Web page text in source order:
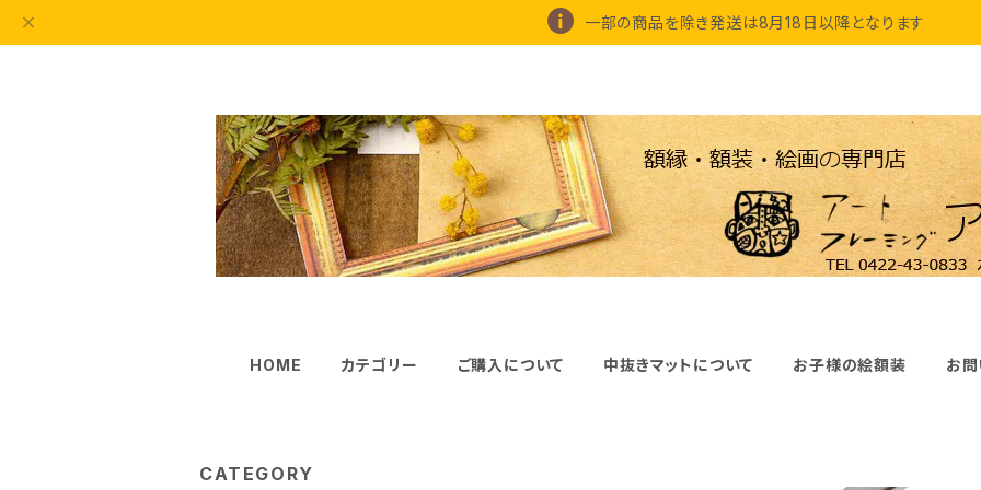
一部の商品を除き発送は8月18日以降となります
HOME カテゴリー ご購入について 中抜きマットについて お子様の絵額装 お
CATEGORY